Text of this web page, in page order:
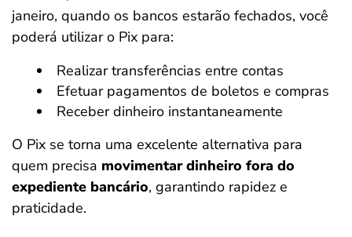
janeiro, quando os bancos estarão fechados, você
poderá utilizar o Pix para:
Realizar transferências entre contas
Efetuar pagamentos de boletos e compras
Receber dinheiro instantaneamente
O Pix se torna uma excelente alternativa para
quem precisa movimentar dinheiro fora do
expediente bancário, garantindo rapidez e
praticidade.